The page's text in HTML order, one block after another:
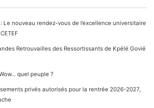
Le nouveau rendez-vous de l’excellence universitaire
Retrouvailles des Ressortissants de Kpélé Govié
quel peuple ?
privés autorisés pour la rentrée 2026-2027,